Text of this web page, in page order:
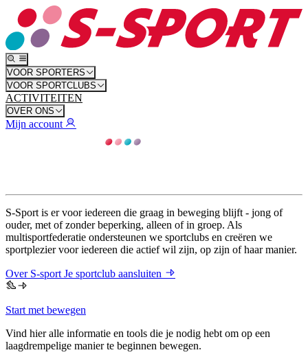
VOOR SPORTERS
VOOR SPORTCLUBS
ACTIVITEITEN
OVER ONS
Mijn account
S-Sport is er voor iedereen die graag in beweging blijft - jong of
ouder, met of zonder beperking, alleen of in groep. Als
multisportfederatie ondersteunen we sportclubs en creëren we
sportplezier voor iedereen die actief wil zijn, op zijn of haar manier.
Over S-sport Je sportclub aansluiten
Start met bewegen
Vind hier alle informatie en tools die je nodig hebt om op een
laagdrempelige manier te beginnen bewegen.